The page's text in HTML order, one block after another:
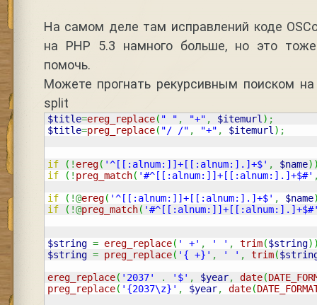
На самом деле там исправлений коде
на PHP 5.3 намного больше, но это
помочь.
Можете прогнать рекурсивным поиском
split
$title=ereg_replace( " " , "+" , $itemurl ) ;
$title=preg_replace( "/ /" , "+" , $itemurl ) ;
if ( ! ereg( '^[[:alnum:]]+[[:alnum:].]+$' , $name)
if
( ! preg_match( '#^[[:alnum:]]+[[:alnum:].]+$#'
if
( !@ereg( '^[[:alnum:]]+[[:alnum:].]+$' , $name
if
( !@preg_match(
$string = ereg_replace( ' +' , ' ' , trim($string)
$string = preg_replace( '{ +}' , ' ' , trim(
ereg_replace( '2037' . '$' , $year, date(
preg_replace( '{2037\z}' , $year, date(